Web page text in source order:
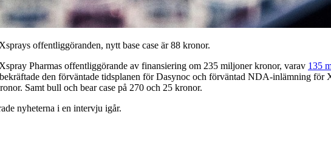
offentliggöranden, nytt base case är 88 kronor.
Pharmas offentliggörande av finansiering om 235 miljoner kronor, varav 135
den förväntade tidsplanen för Dasynoc och förväntad NDA-inlämning
Samt bull och bear case på 270 och 25 kronor.
nyheterna i en intervju igår.